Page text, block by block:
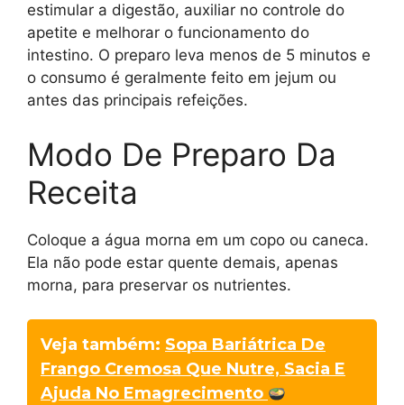
estimular a digestão, auxiliar no controle do
apetite e melhorar o funcionamento do
intestino. O preparo leva menos de 5 minutos e
o consumo é geralmente feito em jejum ou
antes das principais refeições.
Modo De Preparo Da
Receita
Coloque a água morna em um copo ou caneca.
Ela não pode estar quente demais, apenas
morna, para preservar os nutrientes.
Veja também: Sopa Bariátrica De
Frango Cremosa Que Nutre, Sacia E
Ajuda No Emagrecimento